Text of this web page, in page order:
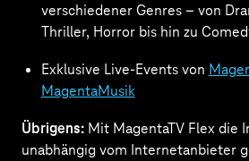
verschiedener Genres – von
Thriller, Horror bis hin zu
Exklusive Live-Events von
MagentaMusik
Übrigens: Mit MagentaTV Flex die
unabhängig vom Internetanbieter